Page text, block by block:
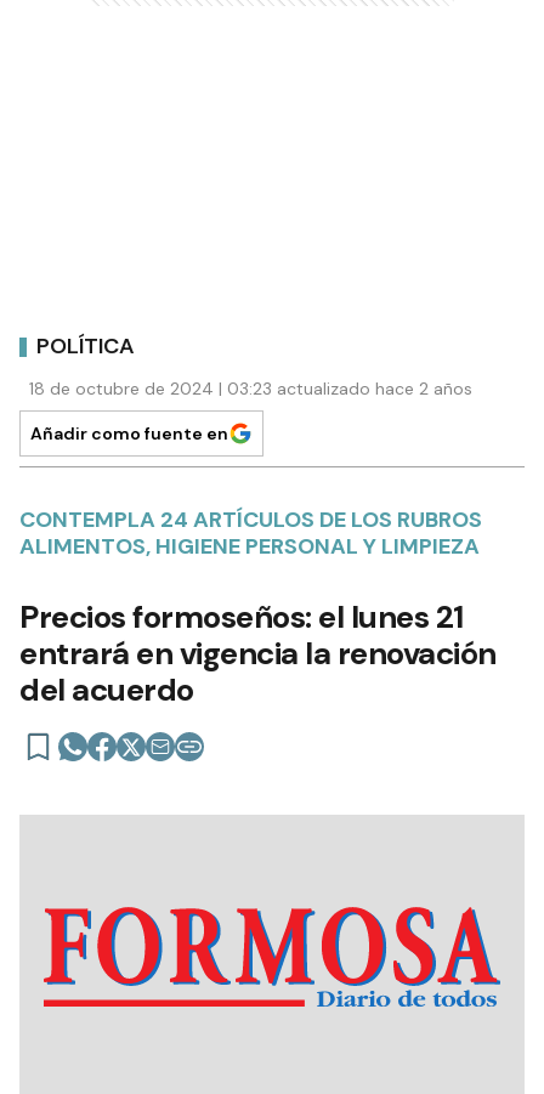
POLÍTICA
18 de octubre de 2024 | 03:23 actualizado hace 2 años
Añadir como fuente en
CONTEMPLA 24 ARTÍCULOS DE LOS RUBROS
ALIMENTOS, HIGIENE PERSONAL Y LIMPIEZA
Precios formoseños: el lunes 21
entrará en vigencia la renovación
del acuerdo